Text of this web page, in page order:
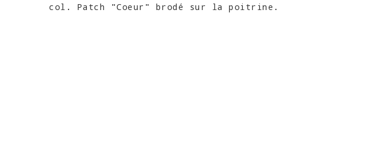
col. Patch "Coeur" brodé sur la poitrine.